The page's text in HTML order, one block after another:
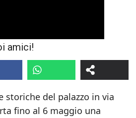
amici!
storiche del palazzo in via
fino al 6 maggio una